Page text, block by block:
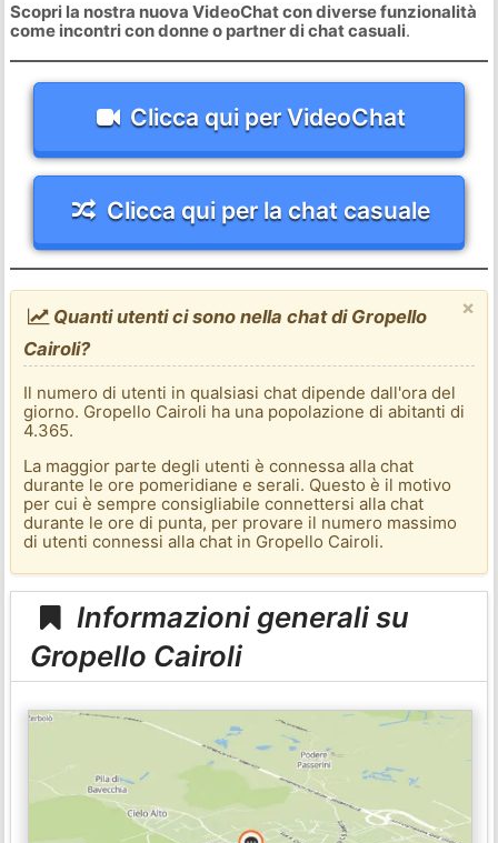
Scopri la nostra nuova VideoChat con diverse funzionalità
come incontri con donne o partner di chat casuali.
Clicca qui per VideoChat
Clicca qui per la chat casuale
×
Quanti utenti ci sono nella chat di Gropello
Cairoli?
Il numero di utenti in qualsiasi chat dipende dall'ora del
giorno. Gropello Cairoli ha una popolazione di abitanti di
4.365.
La maggior parte degli utenti è connessa alla chat
durante le ore pomeridiane e serali. Questo è il motivo
per cui è sempre consigliabile connettersi alla chat
durante le ore di punta, per provare il numero massimo
di utenti connessi alla chat in Gropello Cairoli.
Informazioni generali su
Gropello Cairoli